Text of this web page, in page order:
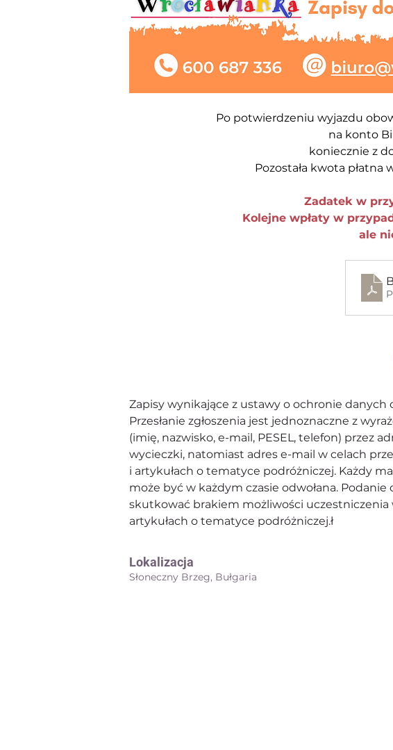
Po potwierdzeniu wyjazdu
na konto
koniecznie z
Pozostała kwota płatna
Zadatek w
Kolejne wpłaty w
ale
Zapisy wynikające z ustawy o ochronie danych
Przesłanie zgłoszenia jest jednoznaczne z
(imię, nazwisko, e-mail, PESEL, telefon) przez
wycieczki, natomiast adres e-mail w celach
i artykułach o tematyce podróżniczej. Każdy
może być w każdym czasie odwołana.
skutkować brakiem możliwości
artykułach o tematyce podróżniczej.ł
Lokalizacja
Słoneczny Brzeg, Bułgaria